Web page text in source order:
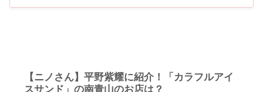
【ニノさん】平野紫耀に紹介！「カラフルアイ
スサンド」の南青山のお店は？